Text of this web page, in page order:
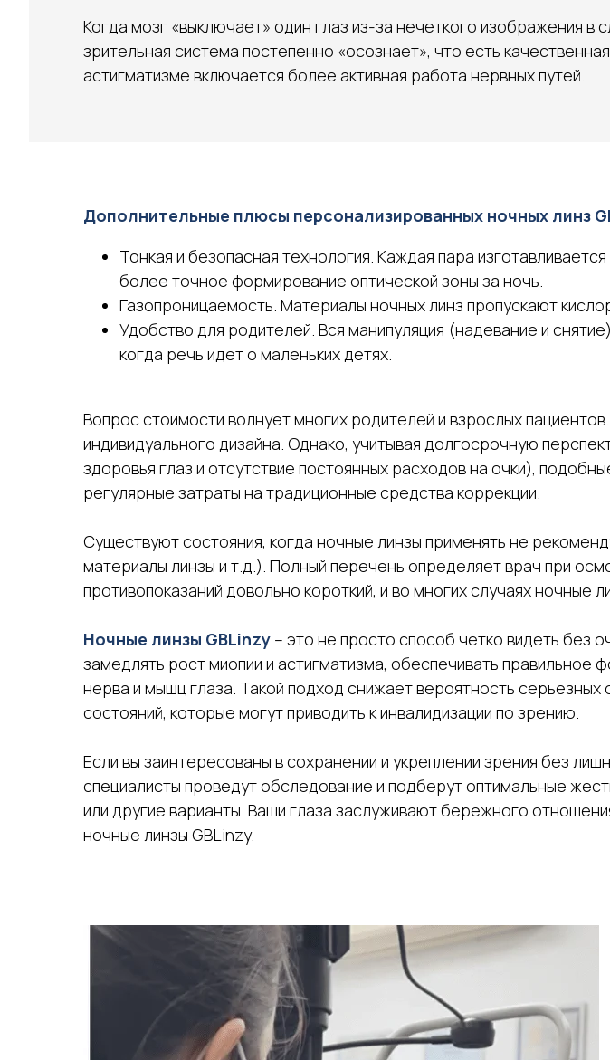
Когда мозг «выключает» один глаз из-за нечеткого изображения
зрительная система постепенно «осознает», что есть
астигматизме включается более активная работа нервных путей.
Дополнительные плюсы персонализированных ночных линз
Тонкая и безопасная технология. Каждая пара
более точное формирование оптической зоны за ночь.
Газопроницаемость. Материалы ночных линз пропускают
Удобство для родителей. Вся манипуляция (надевание и
когда речь идет о маленьких детях.
Вопрос стоимости волнует многих родителей и взрослых
индивидуального дизайна. Однако, учитывая долгосрочную
здоровья глаз и отсутствие постоянных расходов на очки),
регулярные затраты на традиционные средства коррекции.
Существуют состояния, когда ночные линзы применять не
материалы линзы и т.д.). Полный перечень определяет врач при
противопоказаний довольно короткий, и во многих случаях
Ночные линзы GBLinzy – это не просто способ четко видеть без
замедлять рост миопии и астигматизма, обеспечивать правильное
нерва и мышц глаза. Такой подход снижает вероятность
состояний, которые могут приводить к инвалидизации по зрению.
Если вы заинтересованы в сохранении и укреплении зрения без
специалисты проведут обследование и подберут оптимальные
или другие варианты. Ваши глаза заслуживают бережного
ночные линзы GBLinzy.